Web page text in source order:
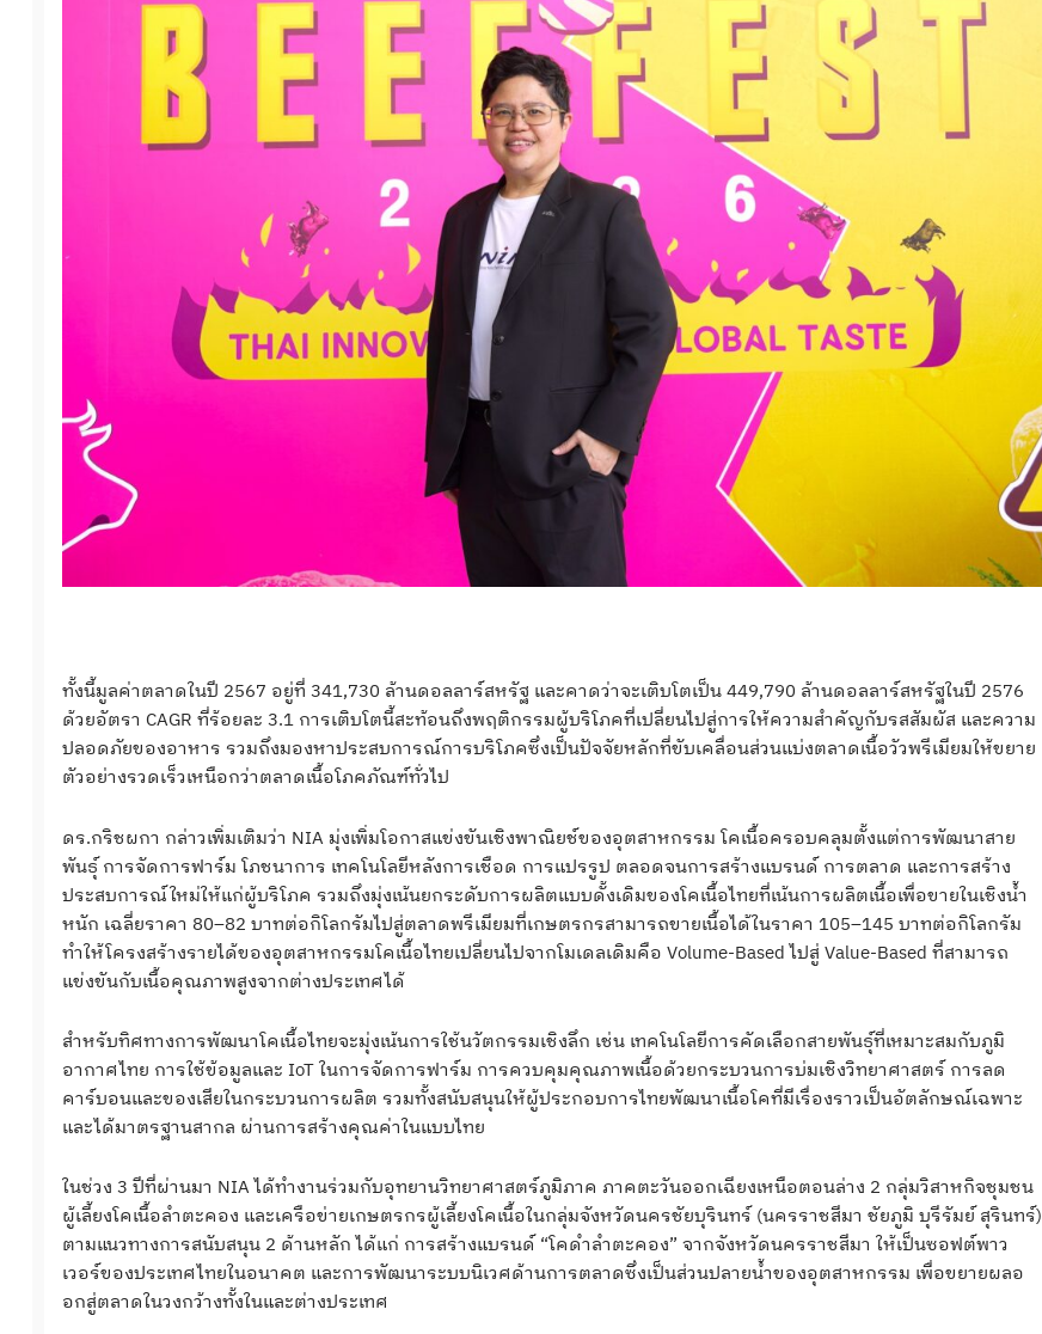
ทั้งนี้มูลค่าตลาดในปี 2567 อยู่ที่ 341,730 ล้านดอลลาร์สหรัฐ และคาดว่าจะเติบโตเป็น 449,790 ล้านดอลลาร์สหรัฐในปี 2576
ด้วยอัตรา CAGR ที่ร้อยละ 3.1 การเติบโตนี้สะท้อนถึงพฤติกรรมผู้บริโภคที่เปลี่ยนไปสู่การให้ความสำคัญกับรสสัมผัส และความ
ปลอดภัยของอาหาร รวมถึงมองหาประสบการณ์การบริโภคซึ่งเป็นปัจจัยหลักที่ขับเคลื่อนส่วนแบ่งตลาดเนื้อวัวพรีเมียมให้ขยาย
ตัวอย่างรวดเร็วเหนือกว่าตลาดเนื้อโภคภัณฑ์ทั่วไป
ดร.กริชผกา กล่าวเพิ่มเติมว่า NIA มุ่งเพิ่มโอกาสแข่งขันเชิงพาณิยช์ของอุตสาหกรรม โคเนื้อครอบคลุมตั้งแต่การพัฒนาสาย
พันธุ์ การจัดการฟาร์ม โภชนาการ เทคโนโลยีหลังการเชือด การแปรรูป ตลอดจนการสร้างแบรนด์ การตลาด และการสร้าง
ประสบการณ์ใหม่ให้แก่ผู้บริโภค รวมถึงมุ่งเน้นยกระดับการผลิตแบบดั้งเดิมของโคเนื้อไทยที่เน้นการผลิตเนื้อเพื่อขายในเชิงน้ำ
หนัก เฉลี่ยราคา 80–82 บาทต่อกิโลกรัมไปสู่ตลาดพรีเมียมที่เกษตรกรสามารถขายเนื้อได้ในราคา 105–145 บาทต่อกิโลกรัม
ทำให้โครงสร้างรายได้ของอุตสาหกรรมโคเนื้อไทยเปลี่ยนไปจากโมเดลเดิมคือ Volume-Based ไปสู่ Value-Based ที่สามารถ
แข่งขันกับเนื้อคุณภาพสูงจากต่างประเทศได้
สำหรับทิศทางการพัฒนาโคเนื้อไทยจะมุ่งเน้นการใช้นวัตกรรมเชิงลึก เช่น เทคโนโลยีการคัดเลือกสายพันธุ์ที่เหมาะสมกับภูมิ
อากาศไทย การใช้ข้อมูลและ IoT ในการจัดการฟาร์ม การควบคุมคุณภาพเนื้อด้วยกระบวนการบ่มเชิงวิทยาศาสตร์ การลด
คาร์บอนและของเสียในกระบวนการผลิต รวมทั้งสนับสนุนให้ผู้ประกอบการไทยพัฒนาเนื้อโคที่มีเรื่องราวเป็นอัตลักษณ์เฉพาะ
และได้มาตรฐานสากล ผ่านการสร้างคุณค่าในแบบไทย
ในช่วง 3 ปีที่ผ่านมา NIA ได้ทำงานร่วมกับอุทยานวิทยาศาสตร์ภูมิภาค ภาคตะวันออกเฉียงเหนือตอนล่าง 2 กลุ่มวิสาหกิจชุมชน
ผู้เลี้ยงโคเนื้อลำตะคอง และเครือข่ายเกษตรกรผู้เลี้ยงโคเนื้อในกลุ่มจังหวัดนครชัยบุรินทร์ (นครราชสีมา ชัยภูมิ บุรีรัมย์ สุรินทร์)
ตามแนวทางการสนับสนุน 2 ด้านหลัก ได้แก่ การสร้างแบรนด์ “โคดำลำตะคอง” จากจังหวัดนครราชสีมา ให้เป็นซอฟต์พาว
เวอร์ของประเทศไทยในอนาคต และการพัฒนาระบบนิเวศด้านการตลาดซึ่งเป็นส่วนปลายน้ำของอุตสาหกรรม เพื่อขยายผลอ
อกสู่ตลาดในวงกว้างทั้งในและต่างประเทศ